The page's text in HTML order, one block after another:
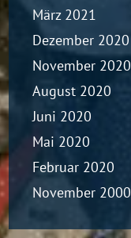
März 2021
Dezember 2020
November 2020
August 2020
Juni 2020
Mai 2020
Februar 2020
November 2000